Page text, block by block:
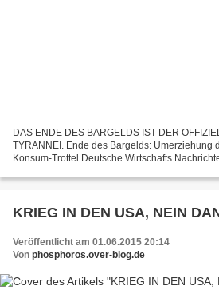
DAS ENDE DES BARGELDS IST DER
TYRANNEI. Ende des Bargelds: Umerziehung
Konsum-Trottel Deutsche Wirtschafts
KRIEG IN DEN USA, NEIN
Veröffentlicht am 01.06.2015 20:14
Von phosphoros.over-blog.de